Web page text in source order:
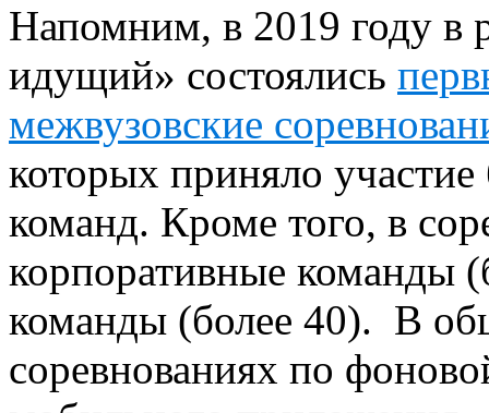
Напомним, в 2019 году в
идущий» состоялись
межвузовские
которых приняло участие
команд. Кроме того, в
корпоративные команды
команды (более 40). В
соревнованиях по